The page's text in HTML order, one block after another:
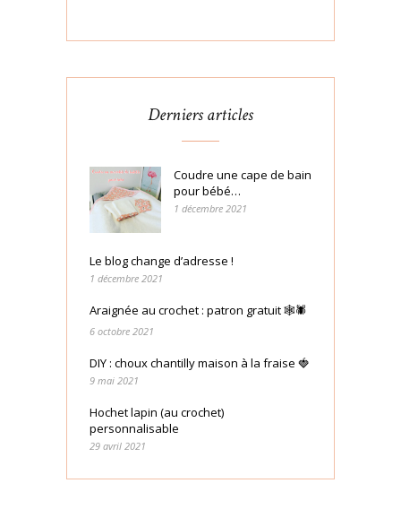
Derniers articles
Coudre une cape de bain
pour bébé…
1 décembre 2021
Le blog change d’adresse !
1 décembre 2021
Araignée au crochet : patron gratuit 🕸🕷
6 octobre 2021
DIY : choux chantilly maison à la fraise 🍓
9 mai 2021
Hochet lapin (au crochet)
personnalisable
29 avril 2021